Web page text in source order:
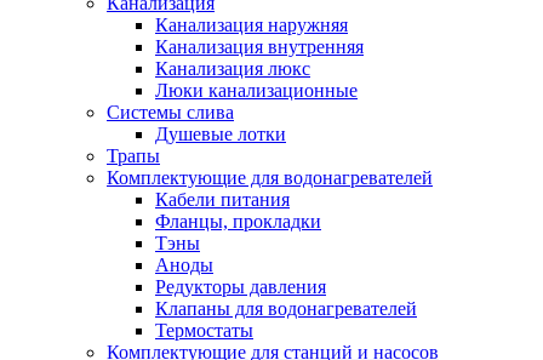
Обмен и возврат товара
Вакансии
Канализация наружняя
Канализация внутренняя
Канализация люкс
Люки канализационные
Системы слива
Душевые лотки
Трапы
Комплектующие для водонагревателей
Кабели питания
Фланцы, прокладки
Тэны
Аноды
Редукторы давления
Клапаны для водонагревателей
Термостаты
Комплектующие для станций и насосов